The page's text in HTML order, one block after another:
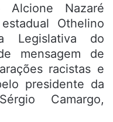
Alcione Nazaré
Othelino
Legislativa do
mensagem de
racistas e
presidente da
Camargo,